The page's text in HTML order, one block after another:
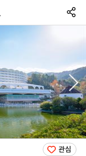
관심